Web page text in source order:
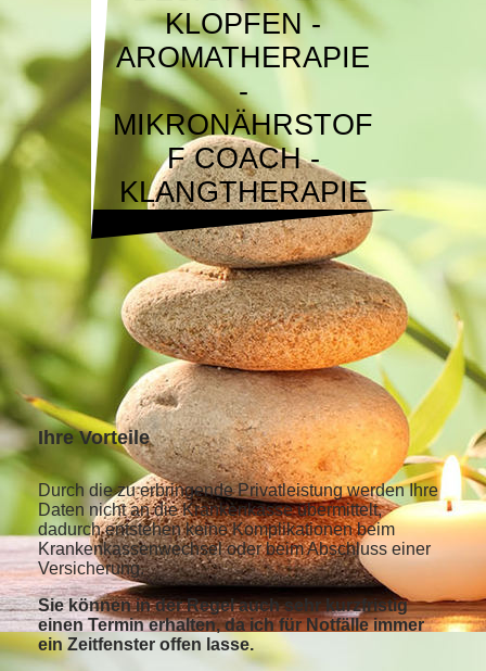
KLOPFEN -
AROMATHERAPIE
-
MIKRONÄHRSTOF
F COACH -
KLANGTHERAPIE
Ihre Vorteile
Durch die zu erbringende Privatleistung werden Ihre
Daten nicht an die Krankenkasse übermittelt,
dadurch entstehen keine Komplikationen beim
Krankenkassenwechsel oder beim Abschluss einer
Versicherung.
Sie können in der Regel auch sehr kurzfristig
einen Termin erhalten, da ich für Notfälle immer
ein Zeitfenster offen lasse.